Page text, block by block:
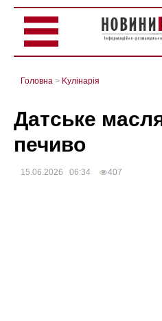
Головна > Kулінарія
Датське
печиво
15.06.2026 06:34 407